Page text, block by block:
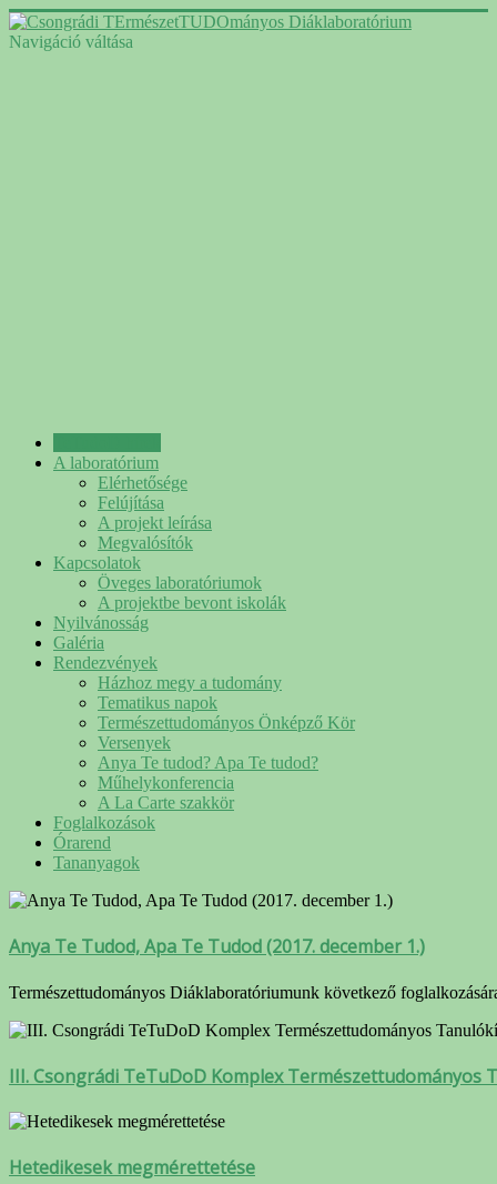
Navigáció váltása
A laboratórium
Elérhetősége
Felújítása
A projekt leírása
Megvalósítók
Kapcsolatok
Öveges laboratóriumok
A projektbe bevont iskolák
Nyilvánosság
Galéria
Rendezvények
Házhoz megy a tudomány
Tematikus napok
Természettudományos Önképző Kör
Versenyek
Anya Te tudod? Apa Te tudod?
Műhelykonferencia
A La Carte szakkör
Foglalkozások
Órarend
Tananyagok
Anya Te Tudod, Apa Te Tudod (2017. december 1.)
Természettudományos Diáklaboratóriumunk következő
III. Csongrádi TeTuDoD Komplex Természettudományos
Hetedikesek megmérettetése